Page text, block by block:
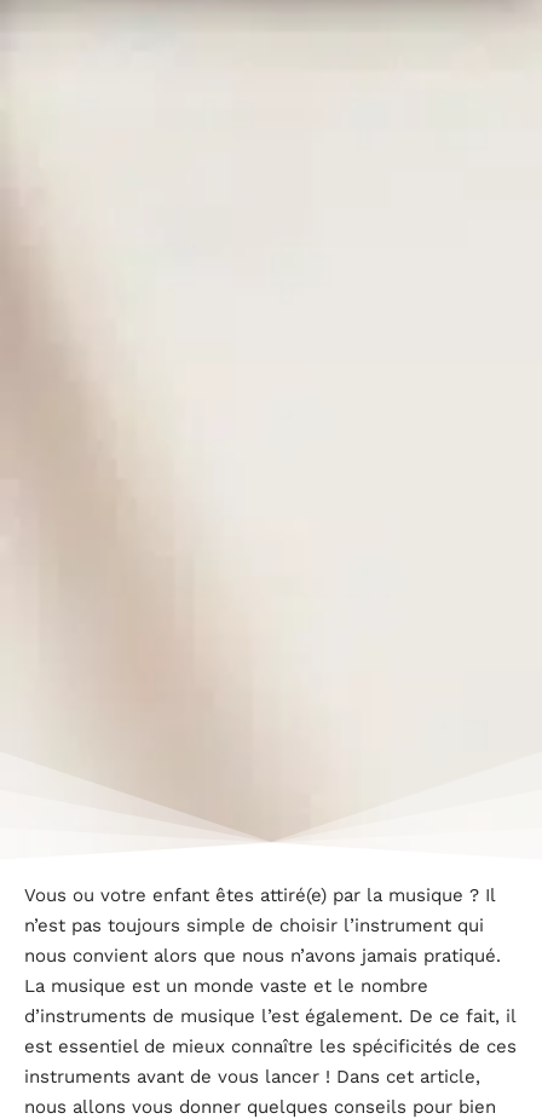
Vous ou votre enfant êtes attiré(e) par la musique ? Il
n’est pas toujours simple de choisir l’instrument qui
nous convient alors que nous n’avons jamais pratiqué.
La musique est un monde vaste et le nombre
d’instruments de musique l’est également. De ce fait, il
est essentiel de mieux connaître les spécificités de ces
instruments avant de vous lancer ! Dans cet article,
nous allons vous donner quelques conseils pour bien